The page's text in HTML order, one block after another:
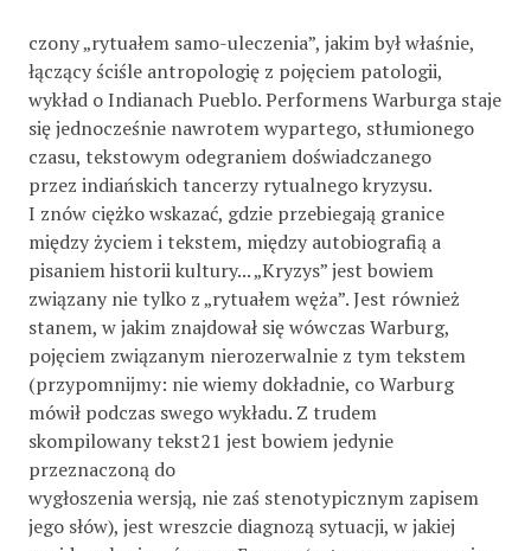
czony „rytuałem samo-uleczenia”, jakim był właśnie,
łączący ściśle antropologię z pojęciem patologii,
wykład o Indianach Pueblo. Performens Warburga staje
się jednocześnie nawrotem wypartego, stłumionego
czasu, tekstowym odegraniem doświadczanego
przez indiańskich tancerzy rytualnego kryzysu.
I znów ciężko wskazać, gdzie przebiegają granice
między życiem i tekstem, między autobiografią a
pisaniem historii kultury... „Kryzys” jest bowiem
związany nie tylko z „rytuałem węża”. Jest również
stanem, w jakim znajdował się wówczas Warburg,
pojęciem związanym nierozerwalnie z tym tekstem
(przypomnijmy: nie wiemy dokładnie, co Warburg
mówił podczas swego wykładu. Z trudem
skompilowany tekst21 jest bowiem jedynie
przeznaczoną do
wygłoszenia wersją, nie zaś stenotypicznym zapisem
jego słów), jest wreszcie diagnozą sytuacji, w jakiej